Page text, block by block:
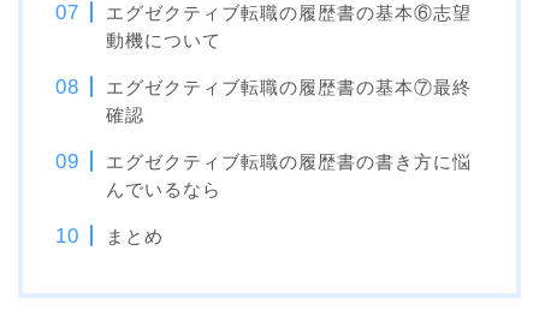
エグゼクティブ転職の履歴書の基本⑥志望
動機について
エグゼクティブ転職の履歴書の基本⑦最終
確認
エグゼクティブ転職の履歴書の書き方に悩
んでいるなら
まとめ